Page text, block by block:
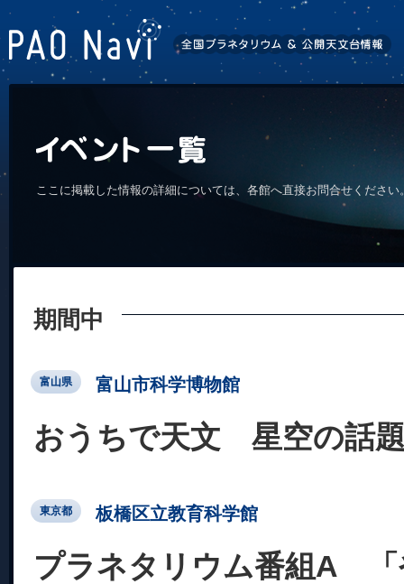
ここに掲載した情報の詳細については、各館へ直接お問合せくださ
期間中
富山県 富山市科学博物館
おうちで天文 星空の話
東京都 板橋区立教育科学館
プラネタリウム番組A 「